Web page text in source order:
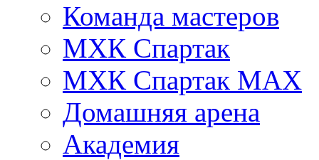
Команда мастеров
МХК Спартак
МХК Спартак МАХ
Домашняя арена
Академия